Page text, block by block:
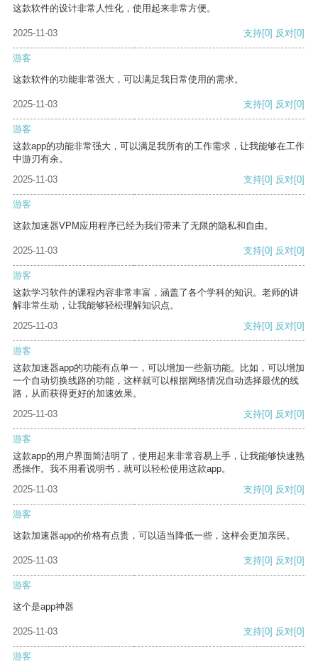
这款软件的设计非常人性化，使用起来非常方便。
2025-11-03 支持[0] 反对[0]
游客
这款软件的功能非常强大，可以满足我日常使用的需求。
2025-11-03 支持[0] 反对[0]
游客
这款app的功能非常强大，可以满足我所有的工作需求，让我能够在工作
中游刃有余。
2025-11-03
支持[0] 反对[0]
游客
这款加速器VPM应用程序已经为我们带来了无限的隐私和自由。
2025-11-03 支持[0] 反对[0]
游客
这款学习软件的课程内容非常丰富，涵盖了各个学科的知识。老师的讲
解非常生动，让我能够轻松理解知识点。
2025-11-03
支持[0] 反对[0]
游客
这款加速器app的功能有点单一，可以增加一些新功能。比如，可以增加
一个自动切换线路的功能，这样就可以根据网络情况自动选择最优的线
路，从而获得更好的加速效果。
2025-11-03
支持[0] 反对[0]
游客
这款app的用户界面简洁明了，使用起来非常容易上手，让我能够快速熟
悉操作。我不用看说明书，就可以轻松使用这款app。
2025-11-03
支持[0] 反对[0]
游客
这款加速器app的价格有点贵，可以适当降低一些，这样会更加亲民。
2025-11-03 支持[0] 反对[0]
游客
这个是app神器
2025-11-03 支持[0] 反对[0]
游客